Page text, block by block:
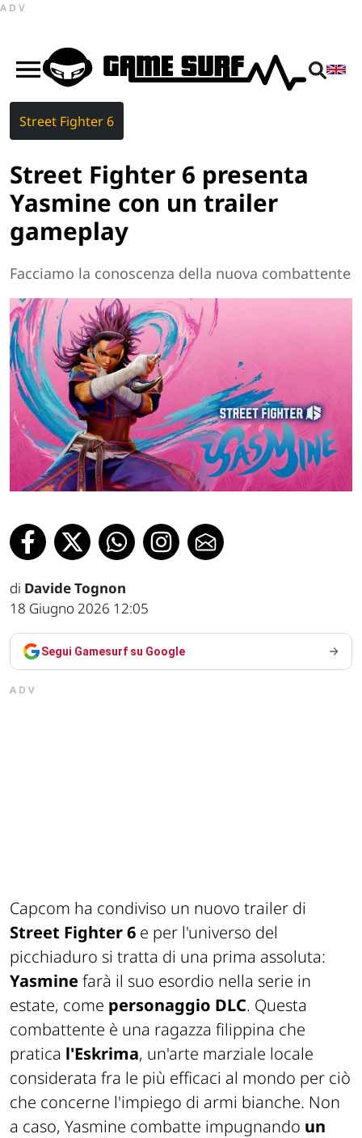
ADV
Street Fighter 6
Street Fighter 6 presenta
Yasmine con un trailer
gameplay
Facciamo la conoscenza della nuova combattente
di Davide Tognon
18 Giugno 2026 12:05
Segui Gamesurf su Google
ADV
Capcom ha condiviso un nuovo trailer di
Street Fighter 6 e per l'universo del
picchiaduro si tratta di una prima assoluta:
Yasmine farà il suo esordio nella serie in
estate, come personaggio DLC. Questa
combattente è una ragazza filippina che
pratica l'Eskrima, un'arte marziale locale
considerata fra le più efficaci al mondo per ciò
che concerne l'impiego di armi bianche. Non
a caso, Yasmine combatte impugnando un